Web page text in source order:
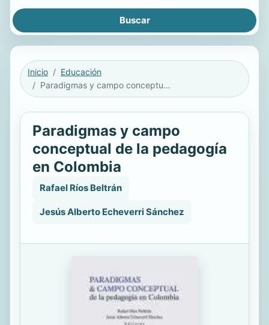
Inicio
Educación
Paradigmas y campo conceptual de la pedagogía en Colombia
Paradigmas y campo
conceptual de la pedagogía
en Colombia
Rafael Ríos Beltrán
Jesús Alberto Echeverri Sánchez